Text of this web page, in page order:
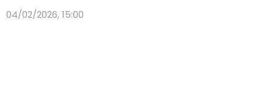
04/02/2026, 15:00